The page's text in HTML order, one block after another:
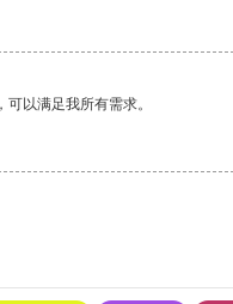
以满足我所有需求。